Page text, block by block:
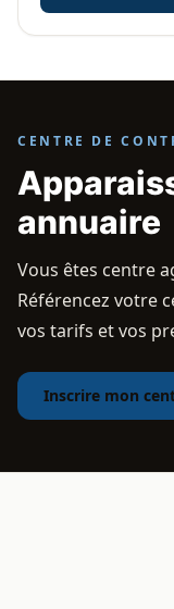
CENTRE DE
annuaire
Vous êtes centre
Référencez votre
vos tarifs et vos
Inscrire mon